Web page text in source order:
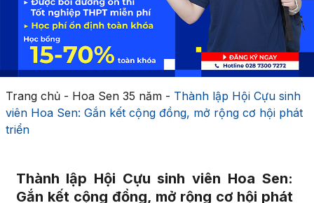
Trang chủ- Hoa Sen 35 năm- Thành lập Hội Cựu sinh
viên Hoa Sen: Gắn kết cộng đồng, mở rộng cơ hội phát
triển
Thành lập Hội Cựu sinh viên Hoa Sen:
Gắn kết cộng đồng, mở rộng cơ hội phát